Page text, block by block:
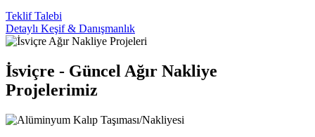
Teklif Talebi
Detaylı Keşif & Danışmanlık
İsviçre - Güncel Ağır Nakliye
Projelerimiz